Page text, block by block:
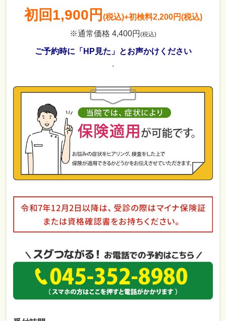
初回1,900円 (税込)+初検料2,200円(税込)
※通常価格 4,400円 (税込)
ご予約時に「HP見た」とお声かけください
.